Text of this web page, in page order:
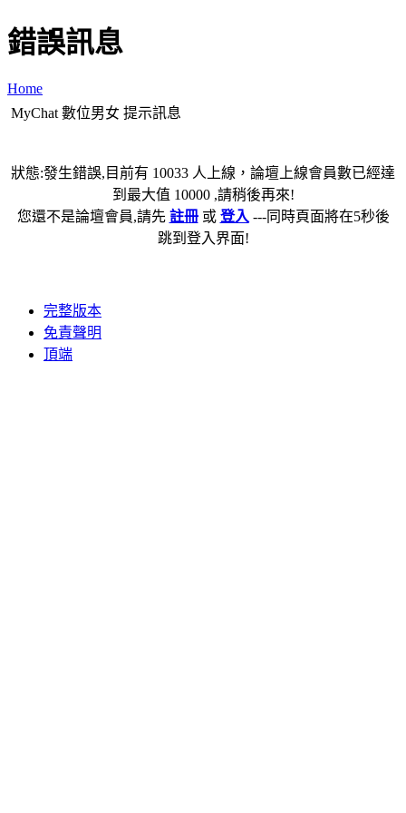
錯誤訊息
Home
MyChat 數位男女 提示訊息
狀態:發生錯誤,目前有 10033 人上線，論壇上線會員數已經達
到最大值 10000 ,請稍後再來!
您還不是論壇會員,請先 註冊或 登入 ---同時頁面將在5秒後
跳到登入界面!
完整版本
免責聲明
頂端